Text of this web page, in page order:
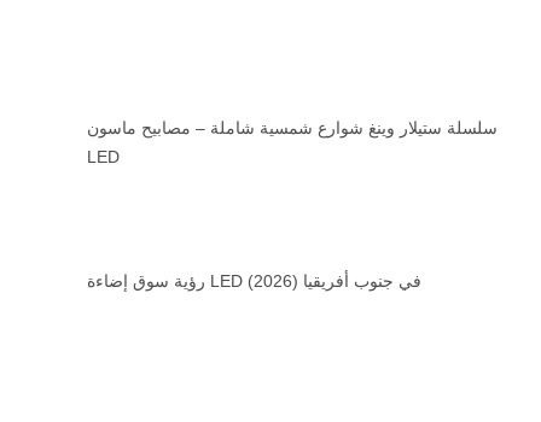
سلسلة ستيلار وينغ شوارع شمسية شاملة – مصابيح ماسون
LED
رؤية سوق إضاءة LED في جنوب أفريقيا (2026)